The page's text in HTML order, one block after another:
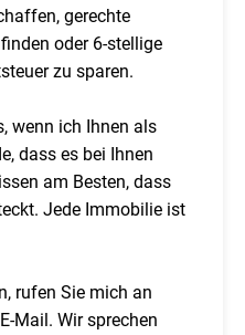
gerechte
oder 6-stellige
zu sparen.
wenn ich Ihnen als
dass es bei Ihnen
am Besten, dass
Jede Immobilie ist
rufen Sie mich an
Mail. Wir sprechen